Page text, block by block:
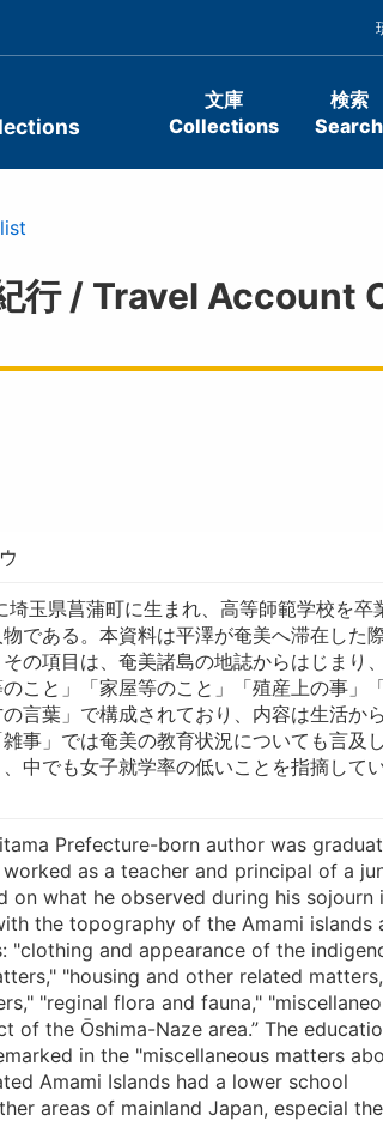
文庫
Collections
検索
Search
行 / Travel Account
玉県菖蒲町に生まれ、高等師範学校を卒
である。本資料は平澤が奄美へ滞在した
の項目は、奄美諸島の地誌からはじまり
こと」「家屋等のこと」「殖産上の事」
言葉」で構成されており、内容は生活か
事」では奄美の教育状況についても言及
中でも女子就学率の低いことを指摘して
Prefecture-born author was
as a teacher and principal of a
on what he observed during his sojourn
the topography of the Amami islands
and appearance of the
"housing and other related
"reginal flora and fauna,"
of the Ōshima-Naze area.” The
in the "miscellaneous matters
Amami Islands had a lower school
areas of mainland Japan, especial the